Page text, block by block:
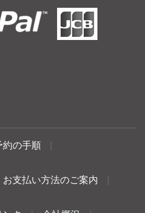
約の手順
お支払い方法のご案内